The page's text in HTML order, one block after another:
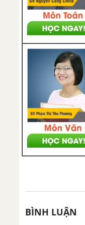
BÌNH LUẬN